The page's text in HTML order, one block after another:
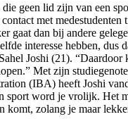
geen lid zijn van een
met medestudenten
gaat dan bij andere
interesse hebben, dus
Joshi (21).
Met zijn
(IBA) heeft Joshi
sport word je vrolijk. Het
komt, zolang je maar